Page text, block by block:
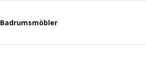
Badrumsmöbler